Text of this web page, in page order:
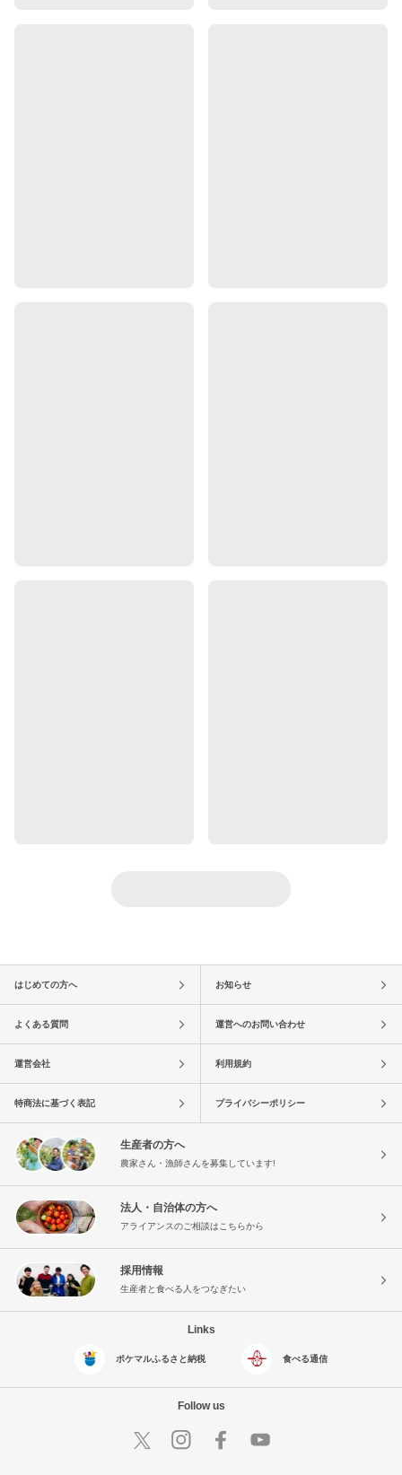
はじめての方へ お知らせ
よくある質問 運営へのお問い合わせ
運営会社 利用規約
特商法に基づく表記 プライバシーポリシー
生産者の方へ
農家さん・漁師さんを募集しています!
法人・自治体の方へ
アライアンスのご相談はこちらから
採用情報
生産者と食べる人をつなぎたい
Links
ポケマルふるさと納税 食べる通信
Follow us